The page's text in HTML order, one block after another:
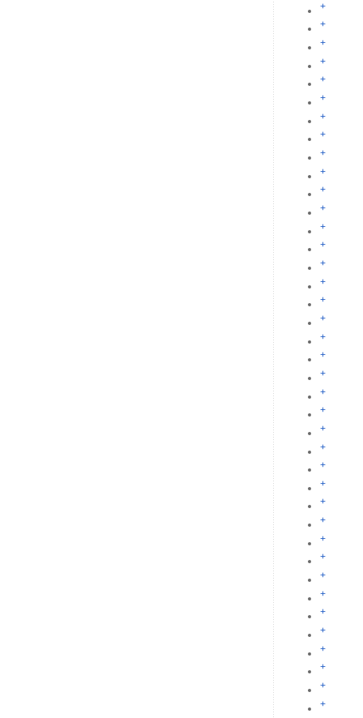
+
+
+
+
+
+
+
+
+
+
+
+
+
+
+
+
+
+
+
+
+
+
+
+
+
+
+
+
+
+
+
+
+
+
+
+
+
+
+